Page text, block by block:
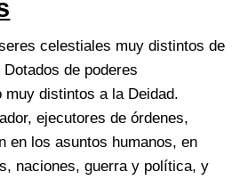
celestiales muy distintos de
de poderes
muy distintos a la Deidad.
ejecutores de órdenes,
en los asuntos humanos, en
naciones, guerra y política, y